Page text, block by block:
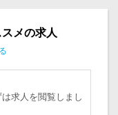
メの求人
求人を閲覧しまし